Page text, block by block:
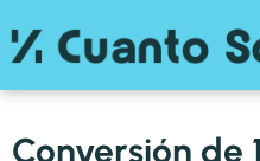
Conversión de